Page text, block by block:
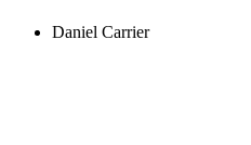
Daniel Carrier